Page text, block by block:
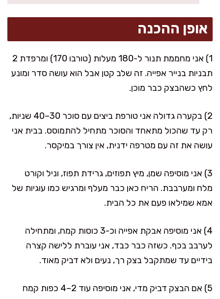
אופן ההכנה
1) אני מחממת תנור ל-180 מעלות (טורבו 170) ומרפדת 2
תבניות בנייר אפייה. זה שלב קטן אבל הוא עושה סדר ומונע
לחץ כשהבצק כבר מוכן.
2) בקערה גדולה אני טורפת ביצים עם סוכר 30–40 שניות,
רק עד שהכול מתאחד והסוכר מתחיל להתמוסס. בבית אני
עושה את זה עם מטרפה ידנית, אין צורך במיקסר.
3) אני מוסיפה שמן, מיץ תפוזים, גרידת תפוז, וניל וקורט
מלח ומערבבת. הריח כאן כבר מעלף ומרגיש כמו עוגיות של
אמא שמילאו פעם את כל הבית.
4) אני מוסיפה אבקת אפייה וכ-3 כוסות קמח, ומתחילה
לערבב בכף. כשזה כבר כבד, אני עוברת ללישה קצרה
בידיים עד שמתקבל בצק רך, נעים ולא דביק מאוד.
5) אם הבצק דביק מדי, אני מוסיפה עוד 2–4 כפות קמח